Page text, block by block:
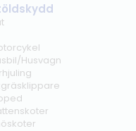
Husvagn